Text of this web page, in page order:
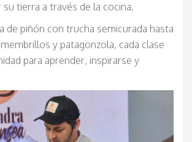
tierra a través de la cocina.
de piñón con trucha semicurada hasta
y patagonzola, cada clase
para aprender, inspirarse y